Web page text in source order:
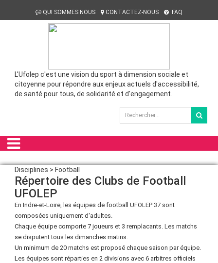
QUI SOMMES NOUS CONTACTEZ-NOUS FAQ
L'Ufolep c'est une vision du sport à dimension sociale et
citoyenne pour répondre aux enjeux actuels d'accessibilité,
de santé pour tous, de solidarité et d'engagement.
Disciplines > Football
Répertoire des Clubs de Football
UFOLEP
En Indre-et-Loire, les équipes de football UFOLEP 37 sont
composées uniquement d'adultes.
Chaque équipe comporte 7 joueurs et 3 remplacants. Les matchs
se disputent tous les dimanches matins.
Un minimum de 20 matchs est proposé chaque saison par équipe.
Les équipes sont réparties en 2 divisions avec 6 arbitres officiels